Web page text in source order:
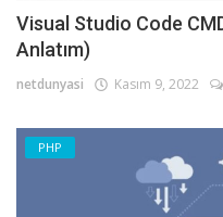
Visual Studio Code
Anlatım)
netdunyasi Kasım 9, 2022
PHP